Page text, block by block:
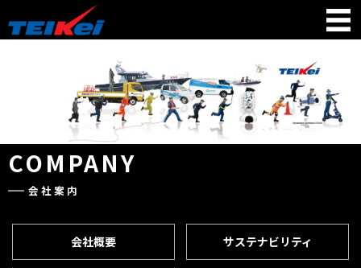
COMPANY
会社案内
会社概要 サステナビリティ